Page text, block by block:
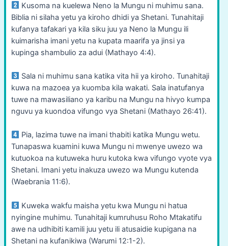
Kusoma na kuelewa Neno la Mungu ni muhimu sana.
Biblia ni silaha yetu ya kiroho dhidi ya Shetani. Tunahitaji
kufanya tafakari ya kila siku juu ya Neno la Mungu ili
kuimarisha imani yetu na kupata maarifa ya jinsi ya
kupinga shambulio za adui (Mathayo 4:4).
Sala ni muhimu sana katika vita hii ya kiroho. Tunahitaji
kuwa na mazoea ya kuomba kila wakati. Sala inatufanya
tuwe na mawasiliano ya karibu na Mungu na hivyo kumpa
nguvu ya kuondoa vifungo vya Shetani (Mathayo 26:41).
Pia, lazima tuwe na imani thabiti katika Mungu wetu.
Tunapaswa kuamini kuwa Mungu ni mwenye uwezo wa
kutuokoa na kutuweka huru kutoka kwa vifungo vyote vya
Shetani. Imani yetu inakuza uwezo wa Mungu kutenda
(Waebrania 11:6).
Kuweka wakfu maisha yetu kwa Mungu ni hatua
nyingine muhimu. Tunahitaji kumruhusu Roho Mtakatifu
awe na udhibiti kamili juu yetu ili atusaidie kupigana na
Shetani na kufanikiwa (Warumi 12:1-2).